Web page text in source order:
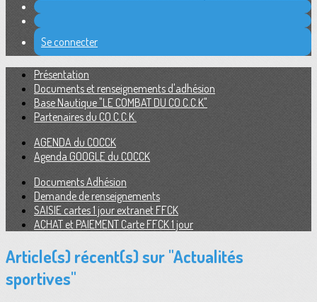
Se connecter
Présentation
Documents et renseignements d'adhésion
Base Nautique "LE COMBAT DU CO.C.C.K"
Partenaires du CO.C.C.K.
AGENDA du COCCK
Agenda GOOGLE du COCCK
Documents Adhésion
Demande de renseignements
SAISIE cartes 1 jour extranet FFCK
ACHAT et PAIEMENT Carte FFCK 1 jour
Article(s) récent(s) sur "Actualités
sportives"